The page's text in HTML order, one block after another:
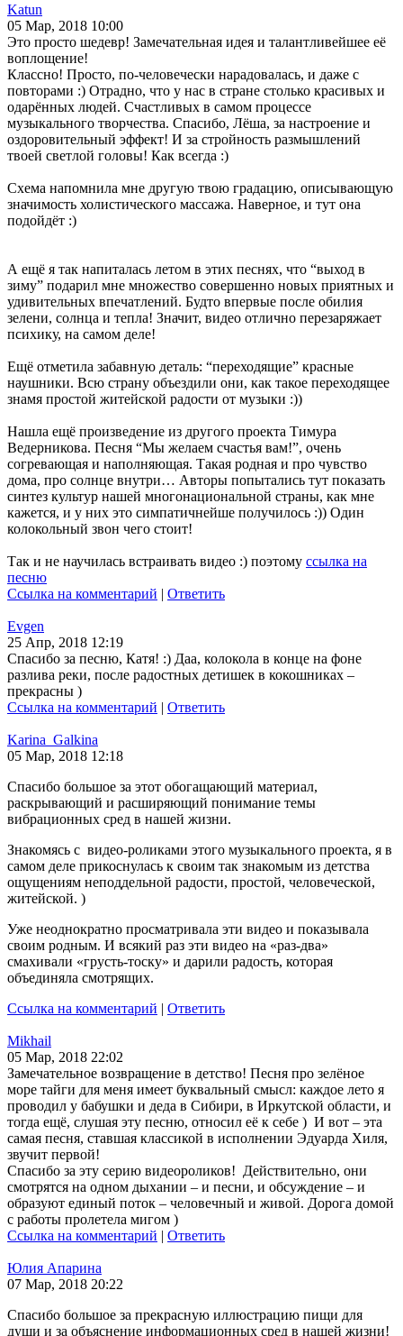
Katun
05 Мар, 2018 10:00
Это просто шедевр! Замечательная идея и талантливейшее её
воплощение!
Классно! Просто, по-человечески нарадовалась, и даже с
повторами :) Отрадно, что у нас в стране столько красивых и
одарённых людей. Счастливых в самом процессе
музыкального творчества. Спасибо, Лёша, за настроение и
оздоровительный эффект! И за стройность размышлений
твоей светлой головы! Как всегда :)
Схема напомнила мне другую твою градацию, описывающую
значимость холистического массажа. Наверное, и тут она
подойдёт :)
А ещё я так напиталась летом в этих песнях, что “выход в
зиму” подарил мне множество совершенно новых приятных и
удивительных впечатлений. Будто впервые после обилия
зелени, солнца и тепла! Значит, видео отлично перезаряжает
психику, на самом деле!
Ещё отметила забавную деталь: “переходящие” красные
наушники. Всю страну объездили они, как такое переходящее
знамя простой житейской радости от музыки :))
Нашла ещё произведение из другого проекта Тимура
Ведерникова. Песня “Мы желаем счастья вам!”, очень
согревающая и наполняющая. Такая родная и про чувство
дома, про солнце внутри… Авторы попытались тут показать
синтез культур нашей многонациональной страны, как мне
кажется, и у них это симпатичнейше получилось :)) Один
колокольный звон чего стоит!
Так и не научилась встраивать видео :) поэтому ссылка на
песню
Ссылка на комментарий | Ответить
Evgen
25 Апр, 2018 12:19
Спасибо за песню, Катя! :) Даа, колокола в конце на фоне
разлива реки, после радостных детишек в кокошниках –
прекрасны )
Ссылка на комментарий | Ответить
Karina_Galkina
05 Мар, 2018 12:18
Спасибо большое за этот обогащающий материал,
раскрывающий и расширяющий понимание темы
вибрационных сред в нашей жизни.
Знакомясь с видео-роликами этого музыкального проекта, я в
самом деле прикоснулась к своим так знакомым из детства
ощущениям неподдельной радости, простой, человеческой,
житейской. )
Уже неоднократно просматривала эти видео и показывала
своим родным. И всякий раз эти видео на «раз-два»
смахивали «грусть-тоску» и дарили радость, которая
объединяла смотрящих.
Ссылка на комментарий | Ответить
Mikhail
05 Мар, 2018 22:02
Замечательное возвращение в детство! Песня про зелёное
море тайги для меня имеет буквальный смысл: каждое лето я
проводил у бабушки и деда в Сибири, в Иркутской области, и
тогда ещё, слушая эту песню, относил её к себе ) И вот – эта
самая песня, ставшая классикой в исполнении Эдуарда Хиля,
звучит первой!
Спасибо за эту серию видеороликов! Действительно, они
смотрятся на одном дыхании – и песни, и обсуждение – и
образуют единый поток – человечный и живой. Дорога домой
с работы пролетела мигом )
Ссылка на комментарий | Ответить
Юлия Апарина
07 Мар, 2018 20:22
Спасибо большое за прекрасную иллюстрацию пищи для
души и за объяснение информационных сред в нашей жизни!